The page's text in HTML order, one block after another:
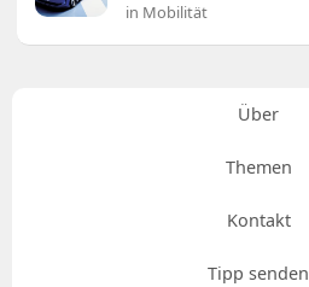
in Mobilität
Über
Themen
Kontakt
Tipp senden